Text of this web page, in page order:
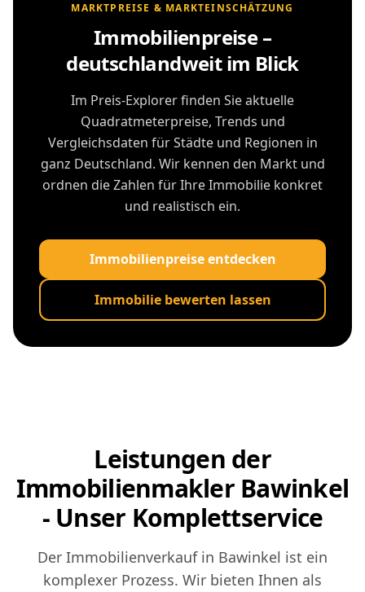
MARKTPREISE & MARKTEINSCHÄTZUNG
Immobilienpreise –
deutschlandweit im Blick
Im Preis-Explorer finden Sie aktuelle
Quadratmeterpreise, Trends und
Vergleichsdaten für Städte und Regionen in
ganz Deutschland. Wir kennen den Markt und
ordnen die Zahlen für Ihre Immobilie konkret
und realistisch ein.
Immobilienpreise entdecken
Immobilie bewerten lassen
Leistungen der
Immobilienmakler Bawinkel
- Unser Komplettservice
Der Immobilienverkauf in Bawinkel ist ein
komplexer Prozess. Wir bieten Ihnen als